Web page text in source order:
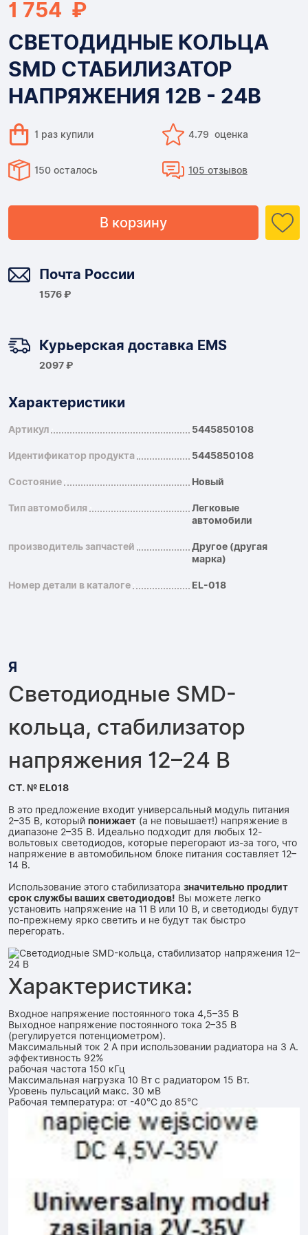
1 754 ₽
СВЕТОДИДНЫЕ КОЛЬЦА
SMD СТАБИЛИЗАТОР
НАПРЯЖЕНИЯ 12В - 24В
1 раз купили 4.79 оценка
150 осталось 105 отзывов
В корзину
Почта России
1576 ₽
Курьерская доставка EMS
2097 ₽
Характеристики
Артикул 5445850108
Идентификатор продукта 5445850108
Состояние Новый
Тип автомобиля
Легковые
автомобили
производитель запчастей
Другое (другая
марка)
Номер детали в каталоге EL-018
Я
Светодиодные SMD-
кольца, стабилизатор
напряжения 12–24 В
СТ. № EL018
В это предложение входит универсальный модуль питания
2–35 В, который понижает (а не повышает!) напряжение в
диапазоне 2–35 В. Идеально подходит для любых 12-
вольтовых светодиодов, которые перегорают из-за того, что
напряжение в автомобильном блоке питания составляет 12–
14 В.
Использование этого стабилизатора значительно продлит
срок службы ваших светодиодов! Вы можете легко
установить напряжение на 11 В или 10 В, и светодиоды будут
по-прежнему ярко светить и не будут так быстро
перегорать.
Характеристика:
Входное напряжение постоянного тока 4,5–35 В
Выходное напряжение постоянного тока 2–35 В
(регулируется потенциометром).
Максимальный ток 2 А при использовании радиатора на 3 А.
эффективность 92%
рабочая частота 150 кГц
Максимальная нагрузка 10 Вт с радиатором 15 Вт.
Уровень пульсаций макс. 30 мВ
Рабочая температура: от -40°C до 85°C